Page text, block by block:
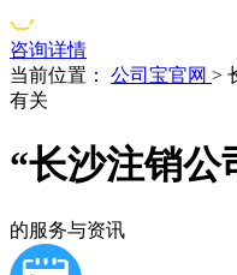
咨询详情
当前位置：
公司宝官网 >
有关
“长沙注销公
的服务与资讯